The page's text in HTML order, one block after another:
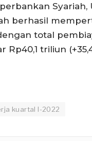
Syariah,
berhasil
total
Rp40,1 triliun
kuartal I-2022